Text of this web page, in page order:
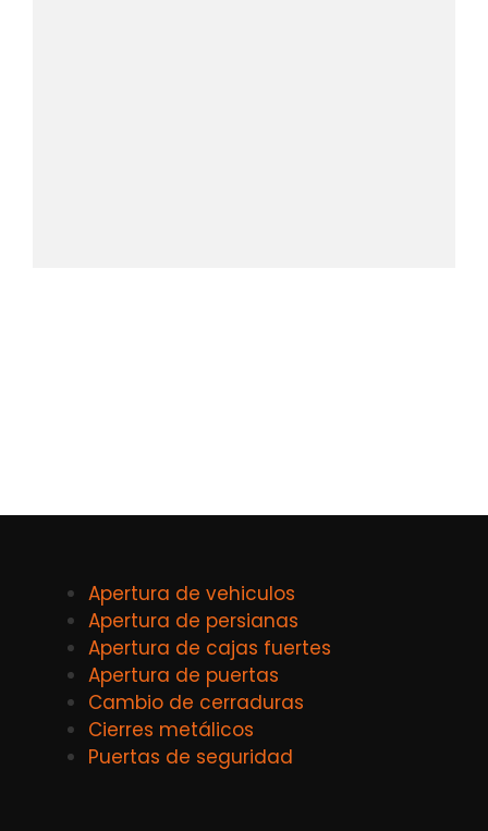
Apertura de vehiculos
Apertura de persianas
Apertura de cajas fuertes
Apertura de puertas
Cambio de cerraduras
Cierres metálicos
Puertas de seguridad